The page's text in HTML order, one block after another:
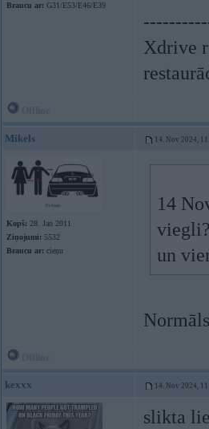
Braucu ar: G31/E53/E46/E39
Xdrive
Mikels 14. Nov 2024,
Kopš: 28. Jan 2011
Ziņojumi: 5532
Braucu ar: cieņu
14
un
kexxx 14. Nov 2024,
slikta